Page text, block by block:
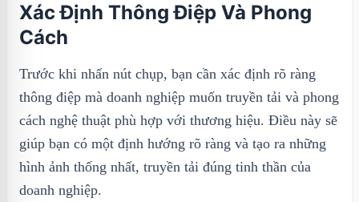
Xác Định Thông Điệp Và Phong
Cách
Trước khi nhấn nút chụp, bạn cần xác định rõ ràng
thông điệp mà doanh nghiệp muốn truyền tải và phong
cách nghệ thuật phù hợp với thương hiệu. Điều này sẽ
giúp bạn có một định hướng rõ ràng và tạo ra những
hình ảnh thống nhất, truyền tải đúng tinh thần của
doanh nghiệp.